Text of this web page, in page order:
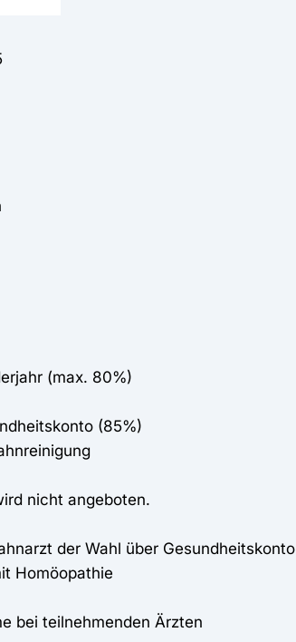
(max. 80%)
(85%)
nicht angeboten.
der Wahl über Gesundheitskonto
Homöopathie
bei teilnehmenden Ärzten